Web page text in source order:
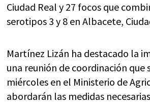
Ciudad Real y 27 focos que
serotipos 3 y 8 en Albacete,
Martínez Lizán ha destacado la
una reunión de coordinación que
miércoles en el Ministerio de
abordarán las medidas